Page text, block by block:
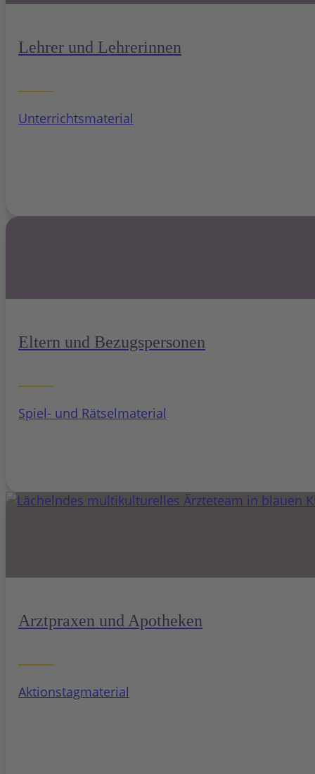
Lehrer und Lehrerinnen
Unterrichtsmaterial
Eltern und Bezugspersonen
Spiel- und Rätselmaterial
Arztpraxen und Apotheken
Aktionstagmaterial